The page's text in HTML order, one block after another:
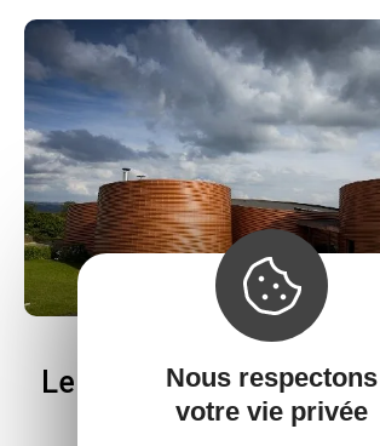
Le Don du Fel - Poterie
Nous respectons
votre vie privée